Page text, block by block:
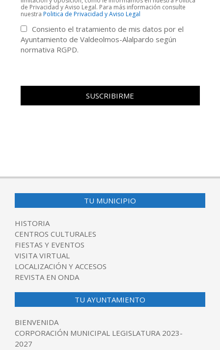
de Privacidad y Aviso Legal. Para más información consulte
nuestra Politica de Privacidad y Aviso Legal
Consiento el tratamiento de mis datos por el
Ayuntamiento de Valdeolmos-Alalpardo según
normativa RGPD.
TU MUNICIPIO
HISTORIA
CENTROS CULTURALES
FIESTAS Y EVENTOS
VISITA VIRTUAL
LOCALIZACIÓN Y ACCESOS
REVISTA EN ONDA
TU AYUNTAMIENTO
BIENVENIDA
CORPORACIÓN MUNICIPAL LEGISLATURA 2023-
2027